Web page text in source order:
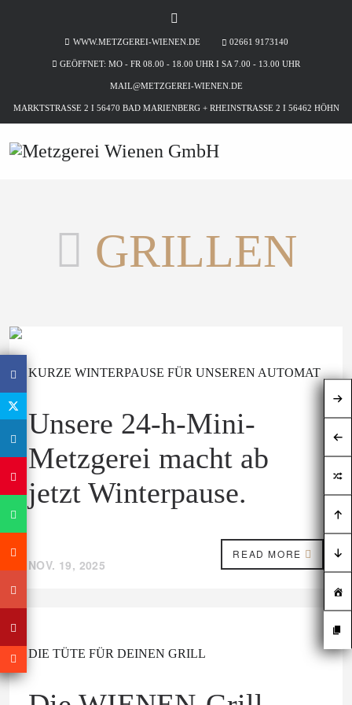
WWW.METZGEREI-WIENEN.DE 02661 9173140
GEÖFFNET: MO - FR 08.00 - 18.00 UHR I SA 7.00 - 13.00 UHR
MAIL@METZGEREI-WIENEN.DE
MARKTSTRASSE 2 I 56470 BAD MARIENBERG + RHEINSTRASSE 2 I 56462 HÖHN
GRILLEN
KURZE WINTERPAUSE FÜR UNSEREN AUTOMAT
Unsere 24-h-Mini-
Metzgerei macht ab
jetzt Winterpause.
READ MORE
NOV. 19, 2025
DIE TÜTE FÜR DEINEN GRILL